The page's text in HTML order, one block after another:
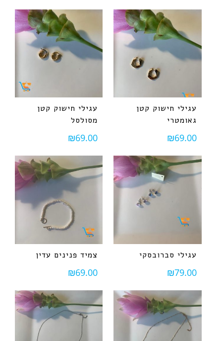
עגילי חישוק קטן
גאומטרי
₪69.00
עגילי חישוק קטן
מסולסל
₪69.00
עגילי סברובסקי
₪79.00
צמיד פנינים עדין
₪69.00